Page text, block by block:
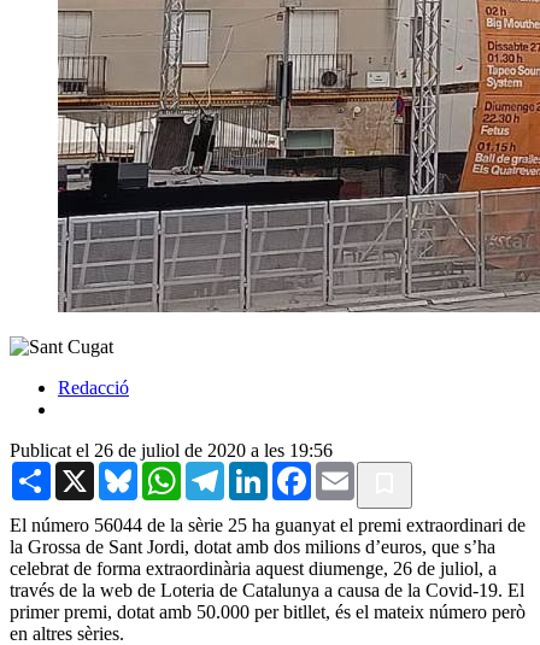
Redacció
Publicat el 26 de juliol de 2020 a les 19:56
Share X BlueskyWhatsAppTelegramLinkedInFacebook
Email
El número 56044 de la sèrie 25 ha guanyat el premi extraordinari de
la Grossa de Sant Jordi, dotat amb dos milions d’euros, que s’ha
celebrat de forma extraordinària aquest diumenge, 26 de juliol, a
través de la web de Loteria de Catalunya a causa de la Covid-19. El
primer premi, dotat amb 50.000 per bitllet, és el mateix número però
en altres sèries.